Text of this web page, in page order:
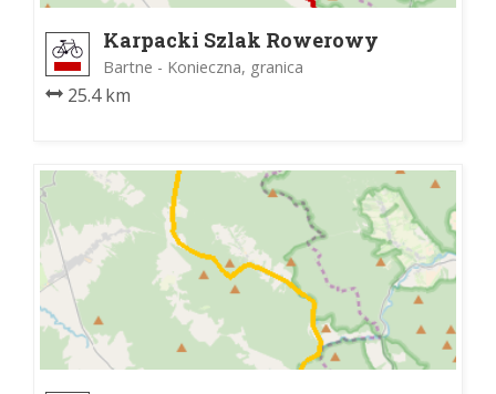
Karpacki Szlak Rowerowy
Bartne - Konieczna, granica
25.4 km